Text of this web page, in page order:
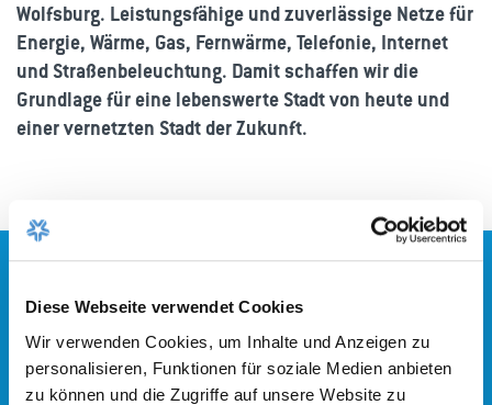
Diese Webseite verwendet Cookies
Wir verwenden Cookies, um Inhalte und Anzeigen zu
personalisieren, Funktionen für soziale Medien anbieten
zu können und die Zugriffe auf unsere Website zu
Wolfsburg. Leistungsfähige und zuverlässige Netze für
Energie, Wärme, Gas, Fernwärme, Telefonie, Internet
und Straßenbeleuchtung. Damit schaffen wir die
Grundlage für eine lebenswerte Stadt von heute und
einer vernetzten Stadt der Zukunft.
Leistungsfähige Infrastrukturen für zuverlässige
Energieverteilung im Netzgebiet – für Mobilität,
Arbeit und Leben.